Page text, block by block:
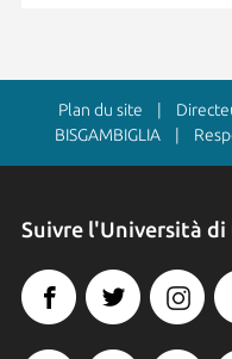
Plan du site |
BISGAMBIGLIA |
Suivre l'Università di